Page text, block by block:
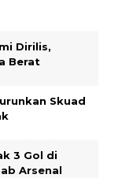
Dirilis,
Berat
Skuad
3 Gol di
Arsenal